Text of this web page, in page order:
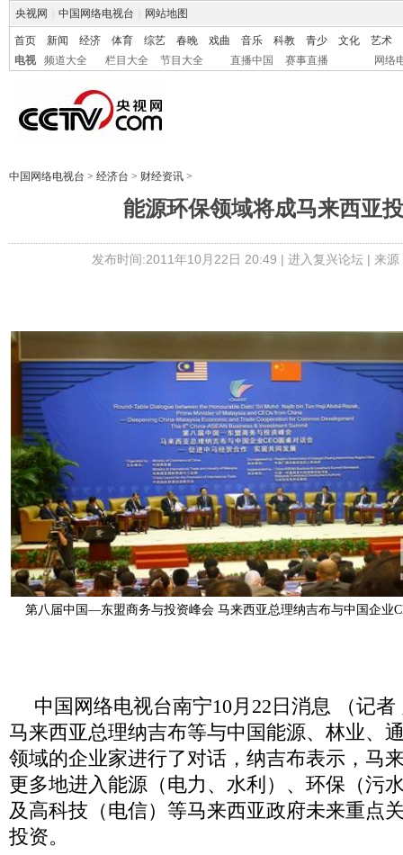
央视网 中国网络电视台 网站地图
首页 新闻 经济 体育 综艺 春晚 戏曲 音乐 科教 青少 文化
艺术
电视
频道大全 栏目大全 节目大全 直播中国 赛事直播 网络
中国网络电视台 > 经济台 > 财经资讯 >
能源环保领域将成马来西亚
发布时间:2011年10月22日 20:49 | 进入复兴论坛| 来源
第八届中国—东盟商务与投资峰会 马来西亚总理纳吉布与中国企业
中国网络电视台南宁10月 22日消息 （记者
马来西亚总理纳吉布等与中国能源、林业、
领域的企业家进行了对话，纳吉布表示，马
更多地进入能源（电力、水利）、环保（污
及高科技（电信）等马来西亚政府未来重点
投资。